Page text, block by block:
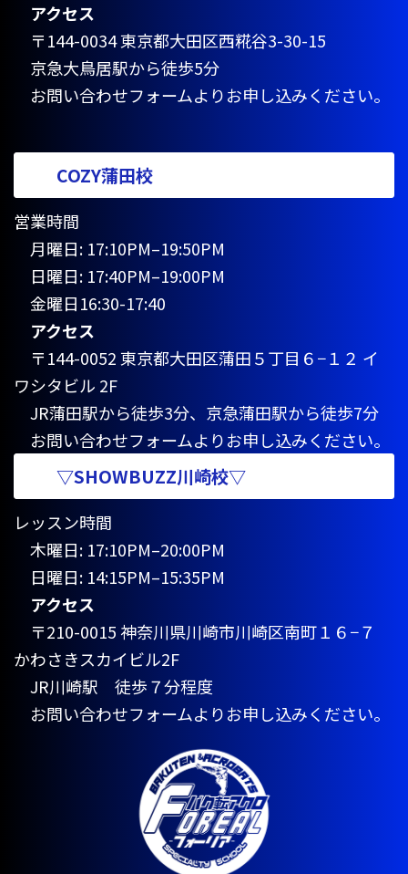
アクセス
〒144-0034 東京都大田区西糀谷3-30-15
京急大鳥居駅から徒歩5分
お問い合わせフォームよりお申し込みください。
COZY蒲田校
営業時間
月曜日: 17:10PM–19:50PM
日曜日: 17:40PM–19:00PM
金曜日16:30-17:40
アクセス
〒144-0052 東京都大田区蒲田５丁目６−１２ イ
ワシタビル 2F
JR蒲田駅から徒歩3分、京急蒲田駅から徒歩7分
お問い合わせフォームよりお申し込みください。
▽SHOWBUZZ川崎校▽
レッスン時間
木曜日: 17:10PM–20:00PM
日曜日: 14:15PM–15:35PM
アクセス
〒210-0015 神奈川県川崎市川崎区南町１６−７
かわさきスカイビル2F
JR川崎駅 徒歩７分程度
お問い合わせフォームよりお申し込みください。